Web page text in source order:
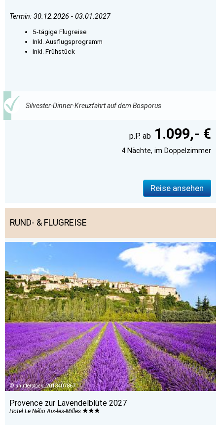
Termin: 30.12.2026 - 03.01.2027
5-tägige Flugreise
Inkl. Ausflugsprogramm
Inkl. Frühstück
Silvester-Dinner-Kreuzfahrt auf dem Bosporus
1.099,- €
4 Nächte, im Doppelzimmer
Reise ansehen
RUND- & FLUGREISE
shutterstock_2013407867
Provence zur Lavendelblüte 2027
Hotel Le Néliö Aix-les-Milles